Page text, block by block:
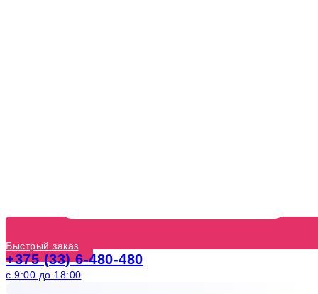
Быстрый заказ
+375 (33) 6-480-480
с 9:00 до 18:00